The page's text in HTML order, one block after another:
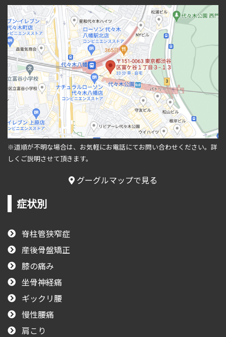
※道順が不明な場合は、お気軽にお電話にてお問い合わせください。 詳
しくご説明させて頂きます。
グーグルマップで見る
症状別
脊柱管狭窄症
産後骨盤矯正
膝の痛み
坐骨神経痛
ギックリ腰
慢性腰痛
肩こり